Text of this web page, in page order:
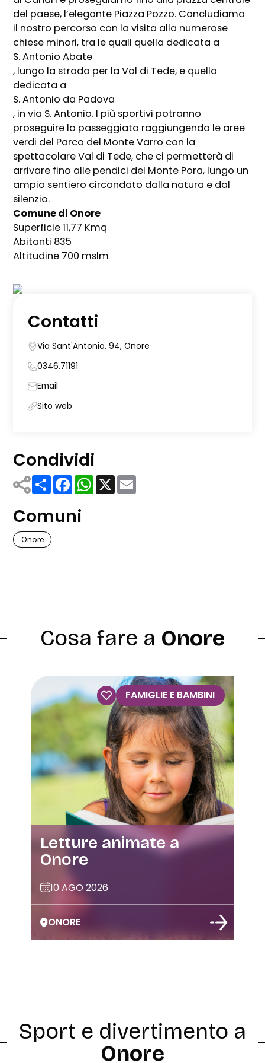
del paese, l’elegante Piazza Pozzo. Concludiamo
il nostro percorso con la visita alla numerose
chiese minori, tra le quali quella dedicata a
S. Antonio Abate
, lungo la strada per la Val di Tede, e quella
dedicata a
S. Antonio da Padova
, in via S. Antonio. I più sportivi potranno
proseguire la passeggiata raggiungendo le aree
verdi del Parco del Monte Varro con la
spettacolare Val di Tede, che ci permetterà di
arrivare fino alle pendici del Monte Pora, lungo un
ampio sentiero circondato dalla natura e dal
silenzio.
Comune di Onore
Superficie 11,77 Kmq
Abitanti 835
Altitudine 700 mslm
Contatti
Via Sant'Antonio, 94, Onore
0346.71191
Email
Sito web
Condividi
ShareFacebook
WhatsApp
X
Comuni
Onore
Cosa fare a Onore
FAMIGLIE E BAMBINI
I Burattini di Daniele
Cortesi
12 AGO 2026
ONORE
Sport e divertimento a
Onore